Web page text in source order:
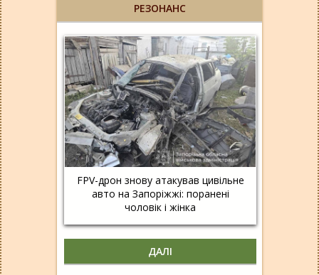
РЕЗОНАНС
FPV-дрон знову атакував цивільне
авто на Запоріжжі: поранені
чоловік і жінка
ДАЛІ